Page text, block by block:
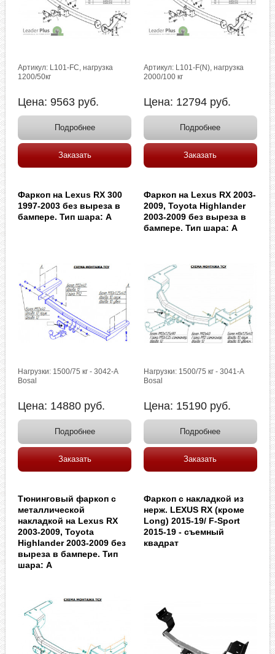
Артикул: L101-FC, нагрузка
1200/50кг
Цена:9563 руб.
Подробнее
Заказать
Артикул: L101-F(N), нагрузка
2000/100 кг
Цена: 12794 руб.
Подробнее
Заказать
Фаркоп на Lexus RX 300
1997-2003 без выреза в
бампере. Тип шара: A
Нагрузки: 1500/75 кг - 3042-A
Bosal
Цена: 14880 руб.
Подробнее
Заказать
Фаркоп на Lexus RX 2003-
2009, Toyota Highlander
2003-2009 без выреза в
бампере. Тип шара: A
Нагрузки: 1500/75 кг - 3041-A
Bosal
Цена: 15190 руб.
Подробнее
Заказать
Тюнинговый фаркоп с
металлической
накладкой на Lexus RX
2003-2009, Toyota
Highlander 2003-2009 без
выреза в бампере. Тип
шара: A
Фаркоп с накладкой из
нерж. LEXUS RX (кроме
Long) 2015-19/ F-Sport
2015-19 - съемный
квадрат